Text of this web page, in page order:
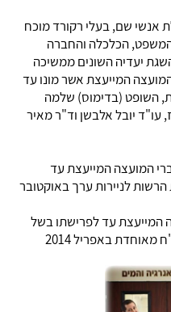
אנשי שם, בעלי רקורד מוכח
המשפט, הכלכלה והחברה
יעדיה השונים ממשיכה
המייעצת אשר מונו עד
השופט (בדימוס) שלמה
עו"ד יובל אלבשן וד"ר מאיר
המועצה המייעצת עד
לניירות ערך באוקטובר
המייעצת עד לפרישתו בשל
מאוחדת באפריל 2014